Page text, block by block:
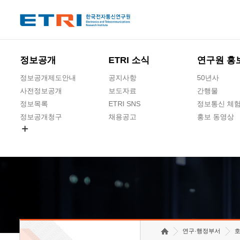
정보공개
정보공개제도안내
사전정보공개
정보목록
정보공개청구
ETRI 소식
공지사항
보도자료
ETRI SNS
채용공고
연구원 홍
50년사
간행물
정보통신 체
홍보 동영상
연구·행정부서